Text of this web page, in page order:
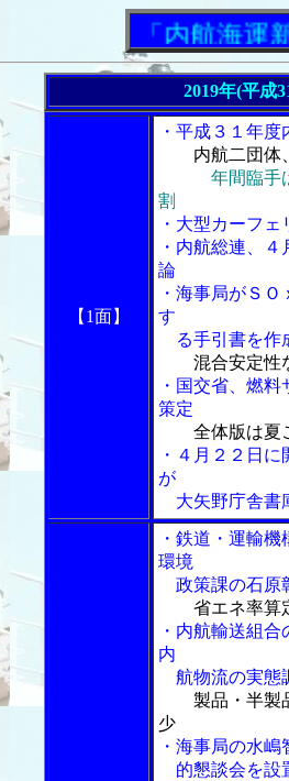
「内航海運新聞
2019年(平成
【1面】
・平成３１年
内航二団体
年間臨手
割
・大型カーフ
・内航総連、
論
・海事局がＳ
す
る手引書を作
混合安定性
・国交省、燃
策定
全体版は夏
・４月２２日
が
大矢野庁舎書
・鉄道・運輸
環境
政策課の石原
省エネ率算
・内航輸送組
内
航物流の実態
製品・半製
少
・海事局の水
的懇談会を設